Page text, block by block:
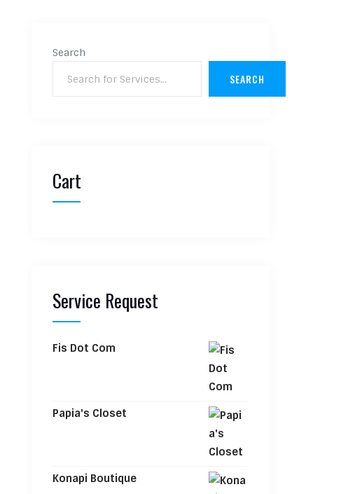
Search
SEARCH
Cart
Service Request
Fis Dot Com
Papia's Closet
Konapi Boutique